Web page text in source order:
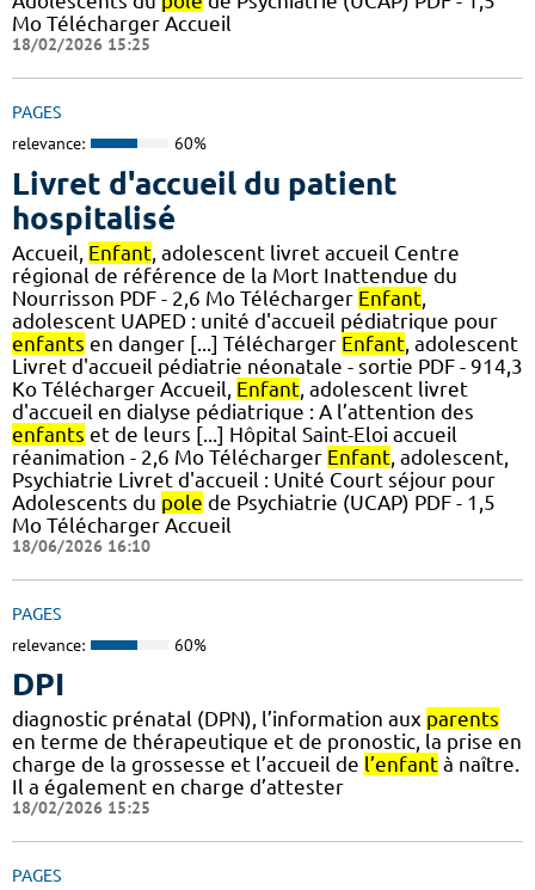
Mo Télécharger Accueil
18/02/2026 15:25
PAGES
relevance: 60%
Livret d'accueil du patient
hospitalisé
Accueil, Enfant , adolescent livret accueil Centre
régional de référence de la Mort Inattendue du
Nourrisson PDF - 2,6 Mo Télécharger Enfant
adolescent UAPED : unité d'accueil pédiatrique pour
enfants en danger [...] Télécharger Enfant , adolescent
Livret d'accueil pédiatrie néonatale - sortie PDF - 914,3
Ko Télécharger Accueil, Enfant , adolescent livret
d'accueil en dialyse pédiatrique : A l’attention des
enfants et de leurs [...] Hôpital Saint-Eloi accueil
réanimation - 2,6 Mo Télécharger Enfant , adolescent,
Psychiatrie Livret d'accueil : Unité Court séjour pour
Adolescents du pole de Psychiatrie (UCAP) PDF - 1,5
Mo Télécharger Accueil
18/06/2026 16:10
PAGES
relevance: 60%
DPI
diagnostic prénatal (DPN), l’information aux parents
en terme de thérapeutique et de pronostic, la prise en
charge de la grossesse et l’accueil de l’enfant à naître.
Il a également en charge d’attester
18/02/2026 15:25
PAGES